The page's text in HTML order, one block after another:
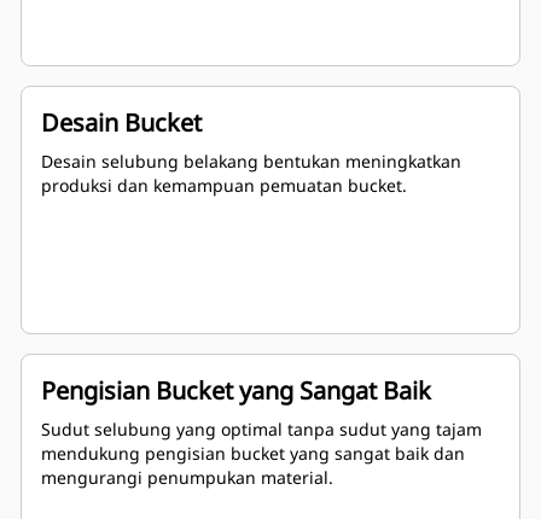
Desain Bucket
Desain selubung belakang bentukan meningkatkan
produksi dan kemampuan pemuatan bucket.
Pengisian Bucket yang Sangat Baik
Sudut selubung yang optimal tanpa sudut yang tajam
mendukung pengisian bucket yang sangat baik dan
mengurangi penumpukan material.